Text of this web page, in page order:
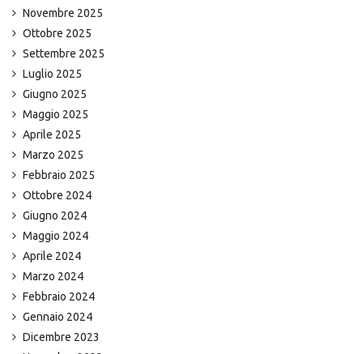
Novembre 2025
Ottobre 2025
Settembre 2025
Luglio 2025
Giugno 2025
Maggio 2025
Aprile 2025
Marzo 2025
Febbraio 2025
Ottobre 2024
Giugno 2024
Maggio 2024
Aprile 2024
Marzo 2024
Febbraio 2024
Gennaio 2024
Dicembre 2023